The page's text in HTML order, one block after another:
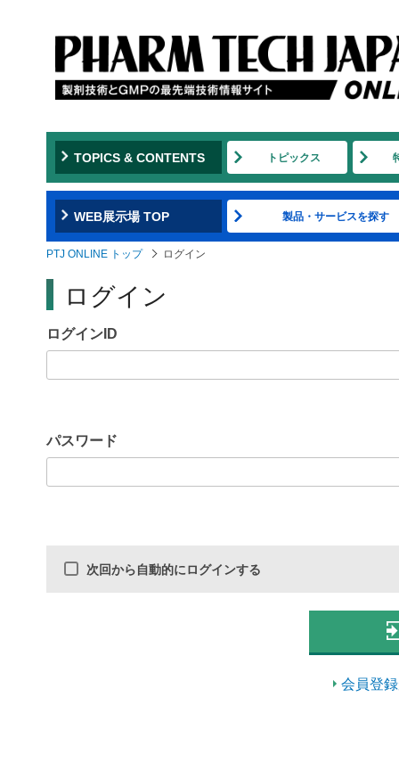
to
navigation
TOPICS & CONTENTS トピックス
WEB展示場 TOP 製品・サービスを探す
PTJ ONLINE トップ ログイン
ログイン
ログインID
パスワード
次回から自動的にログインする
会員登